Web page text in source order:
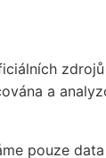
a
pouze